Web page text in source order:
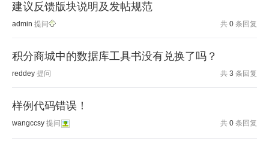
建议反馈版块说明及发帖规范
admin 提问 共 0 条回复
积分商城中的数据库工具书没有兑换了吗？
reddey 提问 共 3 条回复
样例代码错误！
wangccsy 提问 共 0 条回复